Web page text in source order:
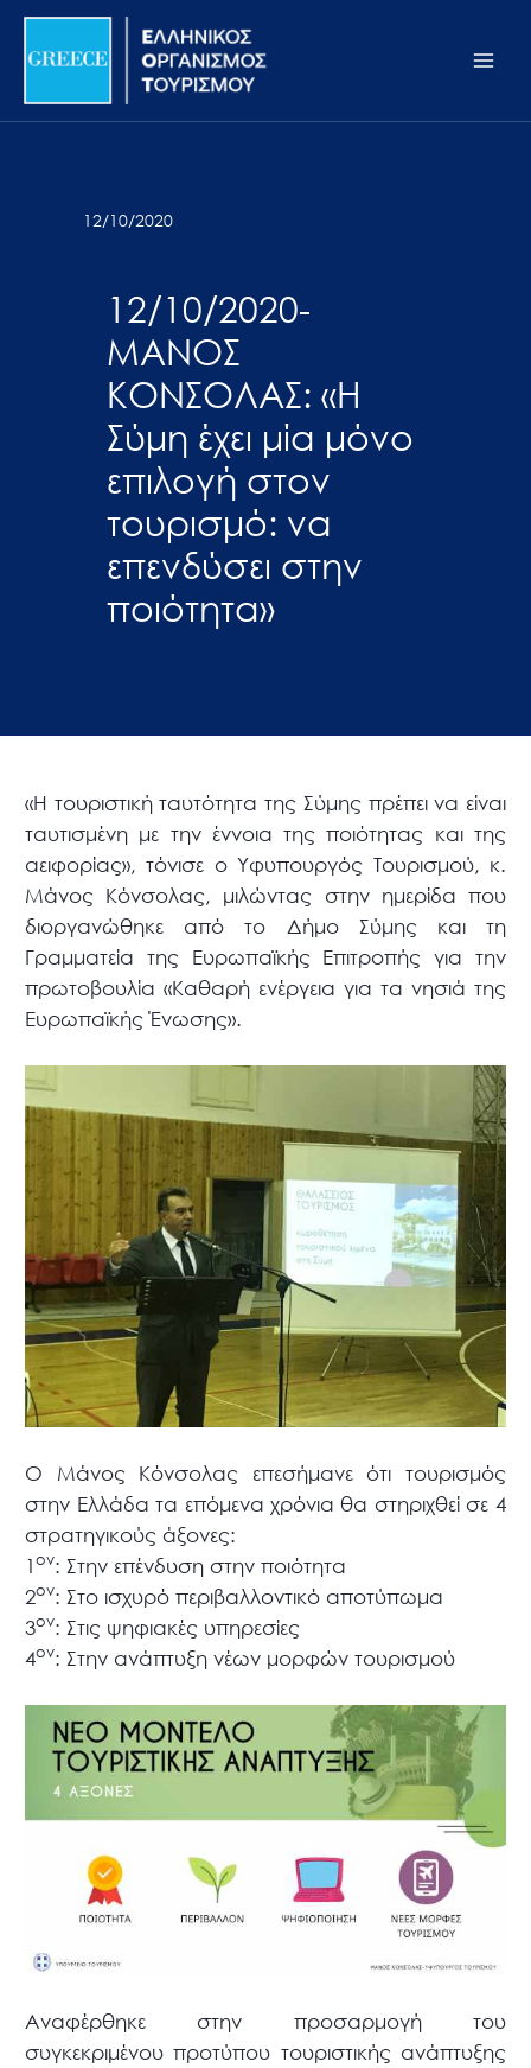
Σημείωση:
ιστότοπος
προσβασιμότητας.
Μετάβαση
περιεχόμενο
12/10/2020
12/10/2020-
ΜΑΝΟΣ
ΚΟΝΣΟΛΑΣ: «Η
Σύμη έχει μία μόνο
επιλογή στον
τουρισμό: να
επενδύσει στην
ποιότητα»
«Η τουριστική ταυτότητα της Σύμης πρέπει να είναι
ταυτισμένη με την έννοια της ποιότητας και της
αειφορίας», τόνισε ο Υφυπουργός Τουρισμού, κ.
Μάνος Κόνσολας, μιλώντας στην ημερίδα που
διοργανώθηκε από το Δήμο Σύμης και τη
Γραμματεία της Ευρωπαϊκής Επιτροπής για την
πρωτοβουλία «Καθαρή ενέργεια για τα νησιά της
Ευρωπαϊκής Ένωσης».
Ο Μάνος Κόνσολας επεσήμανε ότι τουρισμός
στην Ελλάδα τα επόμενα χρόνια θα στηριχθεί σε 4
στρατηγικούς άξονες:
1ον: Στην επένδυση στην ποιότητα
2ον: Στο ισχυρό περιβαλλοντικό αποτύπωμα
3ον: Στις ψηφιακές υπηρεσίες
4ον: Στην ανάπτυξη νέων μορφών τουρισμού
Αναφέρθηκε στην προσαρμογή του
συγκεκριμένου προτύπου τουριστικής ανάπτυξης